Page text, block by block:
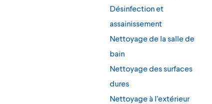
Désinfection et
assainissement
Nettoyage de la salle de
bain
Nettoyage des surfaces
dures
Nettoyage à l’extérieur